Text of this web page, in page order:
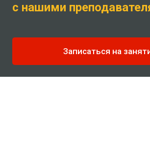
с нашими
Записаться на